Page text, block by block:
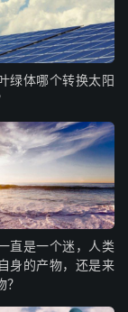
绿体哪个转换太阳
直是一个迷，人类
身的产物，还是来